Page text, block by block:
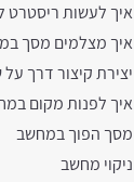
איך לעשות
איך מצלמים מסך
יצירת קיצור דרך
איך לפנות מקום
מסך הפוך במחשב
ניקוי מחשב